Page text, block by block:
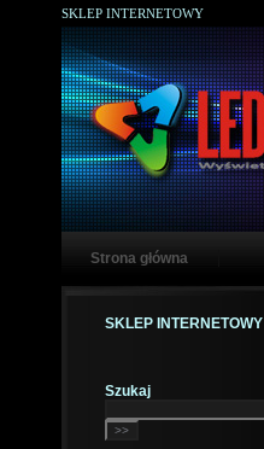
SKLEP INTERNETOWY
Strona główna
SKLEP INTERNETOWY
Szukaj